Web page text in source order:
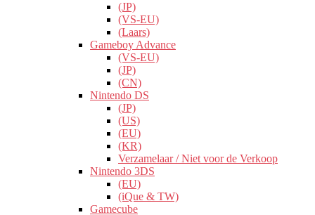
(JP)
(VS-EU)
(Laars)
Gameboy Advance
(VS-EU)
(JP)
(CN)
Nintendo DS
(JP)
(US)
(EU)
(KR)
Verzamelaar / Niet voor de Verkoop
Nintendo 3DS
(EU)
(iQue & TW)
Gamecube